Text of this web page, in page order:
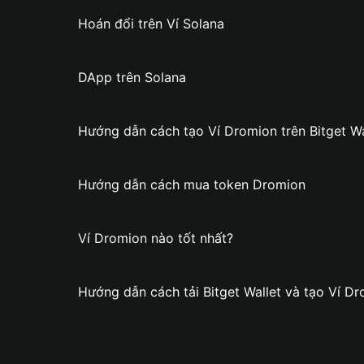
Hoán đổi trên Ví Solana
DApp trên Solana
Hướng dẫn cách tạo Ví Dromion trên Bitget
Hướng dẫn cách mua token Dromion
Ví Dromion nào tốt nhất?
Hướng dẫn cách tải Bitget Wallet và tạo Ví